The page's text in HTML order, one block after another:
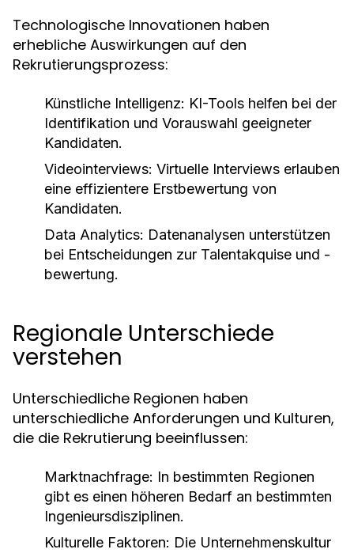
Technologische Innovationen haben
erhebliche Auswirkungen auf den
Rekrutierungsprozess:
Künstliche Intelligenz: KI-Tools helfen bei der
Identifikation und Vorauswahl geeigneter
Kandidaten.
Videointerviews: Virtuelle Interviews erlauben
eine effizientere Erstbewertung von
Kandidaten.
Data Analytics: Datenanalysen unterstützen
bei Entscheidungen zur Talentakquise und -
bewertung.
Regionale Unterschiede
verstehen
Unterschiedliche Regionen haben
unterschiedliche Anforderungen und Kulturen,
die die Rekrutierung beeinflussen:
Marktnachfrage: In bestimmten Regionen
gibt es einen höheren Bedarf an bestimmten
Ingenieursdisziplinen.
Kulturelle Faktoren: Die Unternehmenskultur